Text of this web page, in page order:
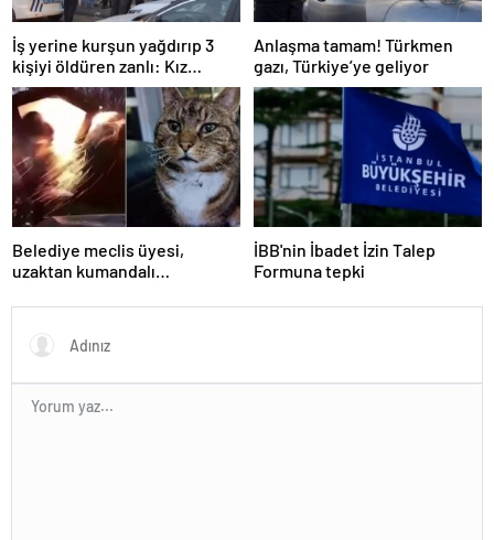
İş yerine kurşun yağdırıp 3
kişiyi öldüren zanlı: Kız
arkadaşımın taciz edildiğini
öğrendim
Anlaşma tamam! Türkmen
gazı, Türkiye’ye geliyor
Belediye meclis üyesi,
uzaktan kumandalı
uçurmaya çalıştı
İBB'nin İbadet İzin Talep
Formuna tepki